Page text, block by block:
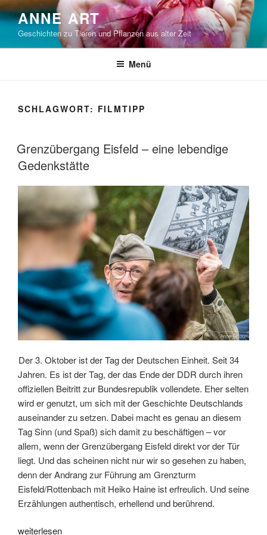
Zum
Inhalt
springen
ANNE ART
Geschichten zu Tieren und Pflanzen aus alter Zeit
Menü
SCHLAGWORT: FILMTIPP
VERÖFFENTLICHT
AM
Grenzübergang Eisfeld – eine lebendige
Gedenkstätte
Der 3. Oktober ist der Tag der Deutschen Einheit. Seit 34
Jahren. Es ist der Tag, der das Ende der DDR durch ihren
offiziellen Beitritt zur Bundesrepublik vollendete. Eher selten
wird er genutzt, um sich mit der Geschichte Deutschlands
auseinander zu setzen. Dabei macht es genau an diesem
Tag Sinn (und Spaß) sich damit zu beschäftigen – vor
allem, wenn der Grenzübergang Eisfeld direkt vor der Tür
liegt. Und das scheinen nicht nur wir so gesehen zu haben,
denn der Andrang zur Führung am Grenzturm
Eisfeld/Rottenbach mit Heiko Haine ist erfreulich. Und seine
Erzählungen authentisch, erhellend und berührend.
„Grenzübergang
weiterlesen